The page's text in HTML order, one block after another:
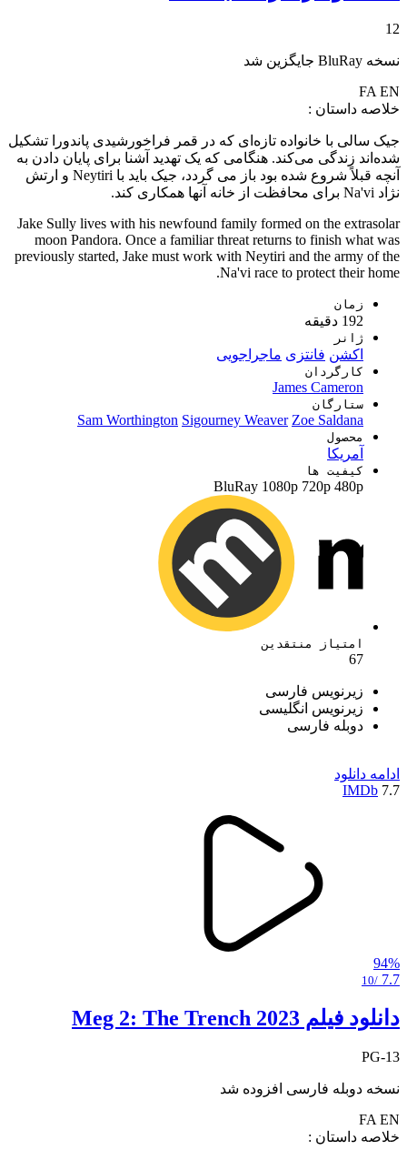
12
نسخه BluRay جایگزین شد
FA EN
خلاصه داستان :
جیک سالی با خانواده تازه‌ای که در قمر فراخورشیدی پاندورا تشکیل
شده‌اند زندگی می‌کند. هنگامی که یک تهدید آشنا برای پایان دادن به
آنچه قبلاً شروع شده بود باز می گردد، جیک باید با Neytiri و ارتش
نژاد Na'vi برای محافظت از خانه آنها همکاری کند.
Jake Sully lives with his newfound family formed on the extrasolar
moon Pandora. Once a familiar threat returns to finish what was
previously started, Jake must work with Neytiri and the army of the
Na'vi race to protect their home.
زمان
192 دقیقه
ژانر
اکشن فانتزی ماجراجویی
کارگردان
James Cameron
ستارگان
Sam Worthington Sigourney Weaver Zoe Saldana
محصول
آمریکا
کیفیت ها
BluRay 1080p 720p 480p
امتیاز منتقدین
67
زیرنویس فارسی
زیرنویس انگلیسی
دوبله فارسی
ادامه دانلود
7.7
IMDb
94%
7.7
/10
دانلود فیلم Meg 2: The Trench 2023
PG-13
نسخه دوبله فارسی افزوده شد
FA EN
خلاصه داستان :